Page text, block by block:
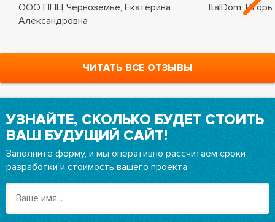
ООО ППЦ Черноземье, Екатерина
Александровна
ItalDom, Игорь
ЧИТАТЬ ВСЕ ОТЗЫВЫ
УЗНАЙТЕ, СКОЛЬКО БУДЕТ СТОИТЬ
ВАШ БУДУЩИЙ САЙТ!
Заполните форму, и мы оперативно рассчитаем сроки
разработки и стоимость вашего проекта: